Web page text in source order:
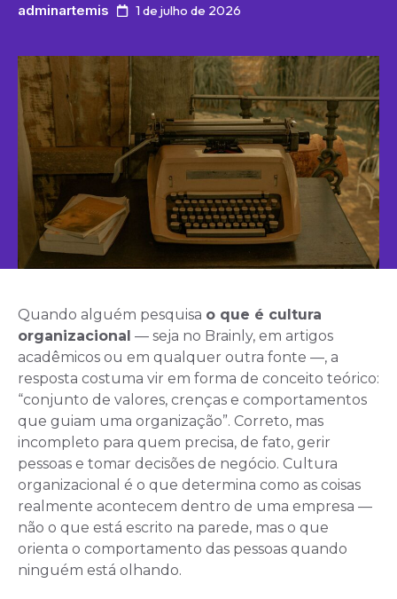
adminartemis 1 de julho de 2026
Quando alguém pesquisa o que é cultura
organizacional — seja no Brainly, em artigos
acadêmicos ou em qualquer outra fonte —, a
resposta costuma vir em forma de conceito teórico:
“conjunto de valores, crenças e comportamentos
que guiam uma organização”. Correto, mas
incompleto para quem precisa, de fato, gerir
pessoas e tomar decisões de negócio. Cultura
organizacional é o que determina como as coisas
realmente acontecem dentro de uma empresa —
não o que está escrito na parede, mas o que
orienta o comportamento das pessoas quando
ninguém está olhando.